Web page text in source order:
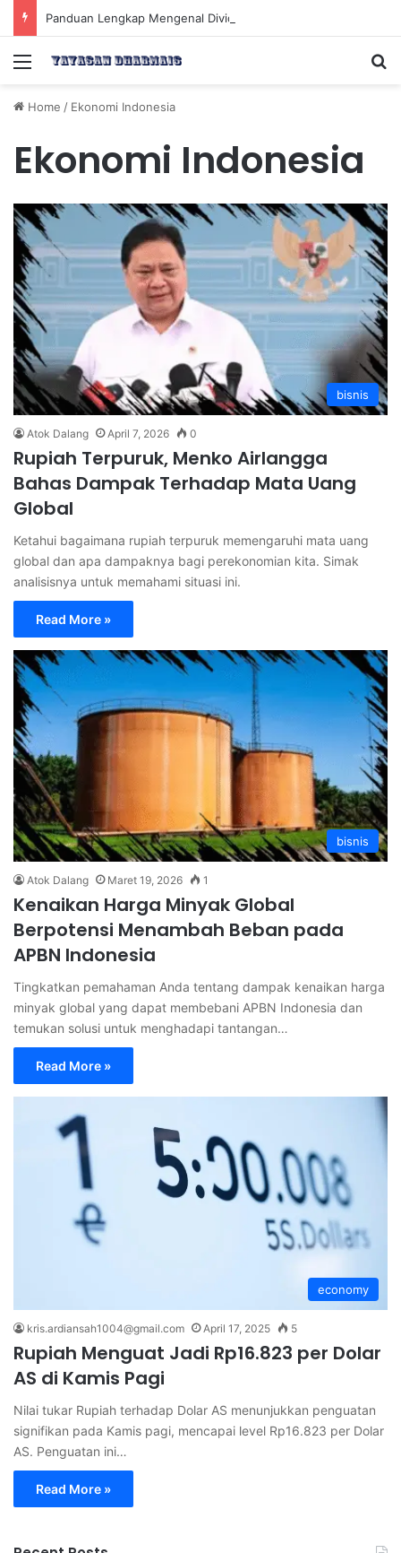
Menu
Home / Ekonomi Indonesia
Ekonomi Indonesia
bisnis
Atok Dalang April 7, 2026 0
Rupiah Terpuruk, Menko Airlangga
Bahas Dampak Terhadap Mata Uang
Global
Ketahui bagaimana rupiah terpuruk memengaruhi mata uang
global dan apa dampaknya bagi perekonomian kita. Simak
analisisnya untuk memahami situasi ini.
Read More »
bisnis
Atok Dalang Maret 19, 2026 1
Kenaikan Harga Minyak Global
Berpotensi Menambah Beban pada
APBN Indonesia
Tingkatkan pemahaman Anda tentang dampak kenaikan harga
minyak global yang dapat membebani APBN Indonesia dan
temukan solusi untuk menghadapi tantangan…
Read More »
economy
kris.ardiansah1004@gmail.com April 17, 2025 5
Rupiah Menguat Jadi Rp16.823 per Dolar
AS di Kamis Pagi
Nilai tukar Rupiah terhadap Dolar AS menunjukkan penguatan
signifikan pada Kamis pagi, mencapai level Rp16.823 per Dolar
AS. Penguatan ini…
Read More »